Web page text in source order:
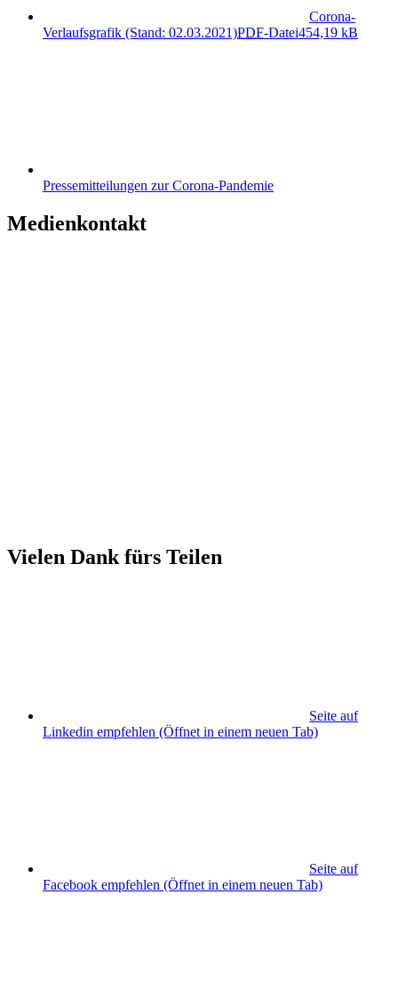
Corona-
Verlaufsgrafik (Stand: 02.03.2021)PDF-Datei454,19 kB
Pressemitteilungen zur Corona-Pandemie
Medienkontakt
Vielen Dank fürs Teilen
Seite auf
Linkedin empfehlen (Öffnet in einem neuen Tab)
Seite auf
Facebook empfehlen (Öffnet in einem neuen Tab)